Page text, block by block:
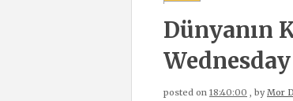
Dünyanın
Wednesday
posted on 18:40:00 , byMor